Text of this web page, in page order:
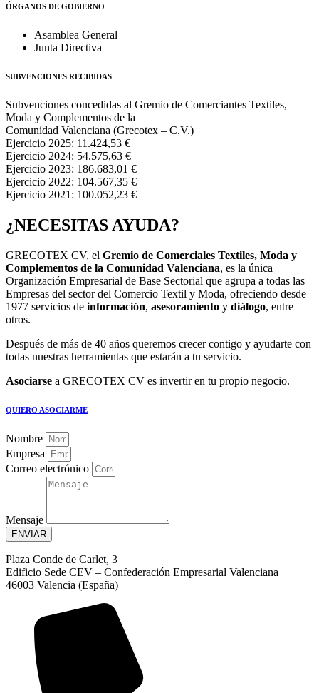
ÓRGANOS DE GOBIERNO
Asamblea General
Junta Directiva
SUBVENCIONES RECIBIDAS
Subvenciones concedidas al Gremio de Comerciantes Textiles,
Moda y Complementos de la
Comunidad Valenciana (Grecotex – C.V.)
Ejercicio 2025: 11.424,53 €
Ejercicio 2024: 54.575,63 €
Ejercicio 2023: 186.683,01 €
Ejercicio 2022: 104.567,35 €
Ejercicio 2021: 100.052,23 €
¿NECESITAS AYUDA?
GRECOTEX CV, el Gremio de Comerciales Textiles, Moda y
Complementos de la Comunidad Valenciana, es la única
Organización Empresarial de Base Sectorial que agrupa a todas las
Empresas del sector del Comercio Textil y Moda, ofreciendo desde
1977 servicios de información, asesoramiento y diálogo, entre
otros.
Después de más de 40 años queremos crecer contigo y ayudarte con
todas nuestras herramientas que estarán a tu servicio.
Asociarse a GRECOTEX CV es invertir en tu propio negocio.
QUIERO ASOCIARME
Nombre
Empresa
Correo electrónico
Mensaje
ENVIAR
Plaza Conde de Carlet, 3
Edificio Sede CEV – Confederación Empresarial Valenciana
46003 Valencia (España)